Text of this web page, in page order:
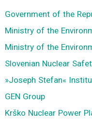
Government of the
Ministry of the
Ministry of the
Slovenian Nuclear
»Joseph Stefan«
GEN Group
Krško Nuclear Power